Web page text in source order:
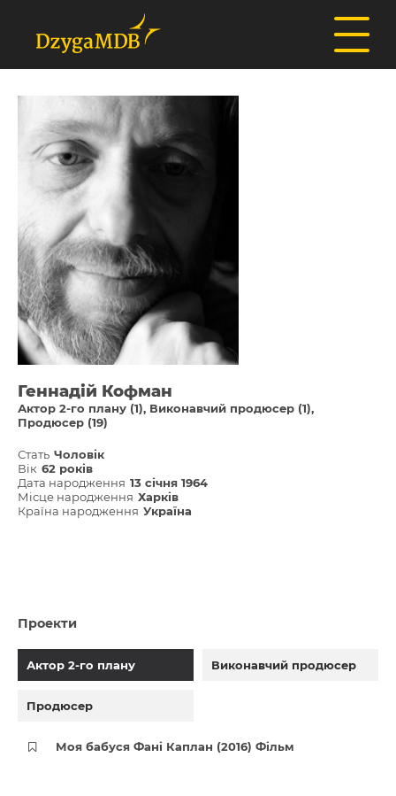
Геннадій Кофман
Актор 2-го плану (1) Виконавчий продюсер (1)
Продюсер (19)
Стать Чоловік
Вік 62 років
Дата народження 13 січня 1964
Місце народження Харків
Країна народження Україна
Проекти
Актор 2-го плану Виконавчий продюсер
Продюсер
Моя бабуся Фані Каплан (2016) Фільм